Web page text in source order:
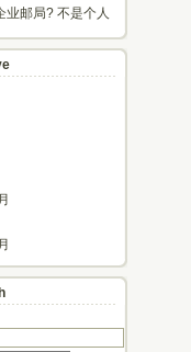
业邮局? 不是个人